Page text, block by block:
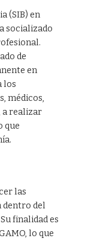
(SIB) en
socializado
de
en
los
médicos,
a realizar
que
las
dentro del
finalidad es
lo que